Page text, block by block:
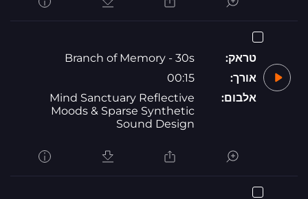
טראק:
Branch of Memory - 30s
אורך:
00:15
אלבום:
Mind Sanctuary Reflective
Moods & Sparse Synthetic
Sound Design